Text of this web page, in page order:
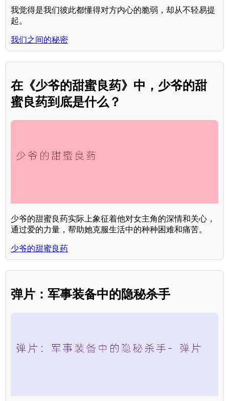
我觉得是我们彼此都懂得对方内心的脆弱，却从不轻易提
起。
我们之间的秘密
在《少爷的甜蜜良药》中，少爷的甜
蜜良药到底是什么？
少爷的甜蜜良药实际上象征着他对女主角的深情和关心，
通过爱的力量，帮助她克服生活中的种种困难和痛苦。
少爷的甜蜜良药
弹片：军事装备中的隐秘杀手